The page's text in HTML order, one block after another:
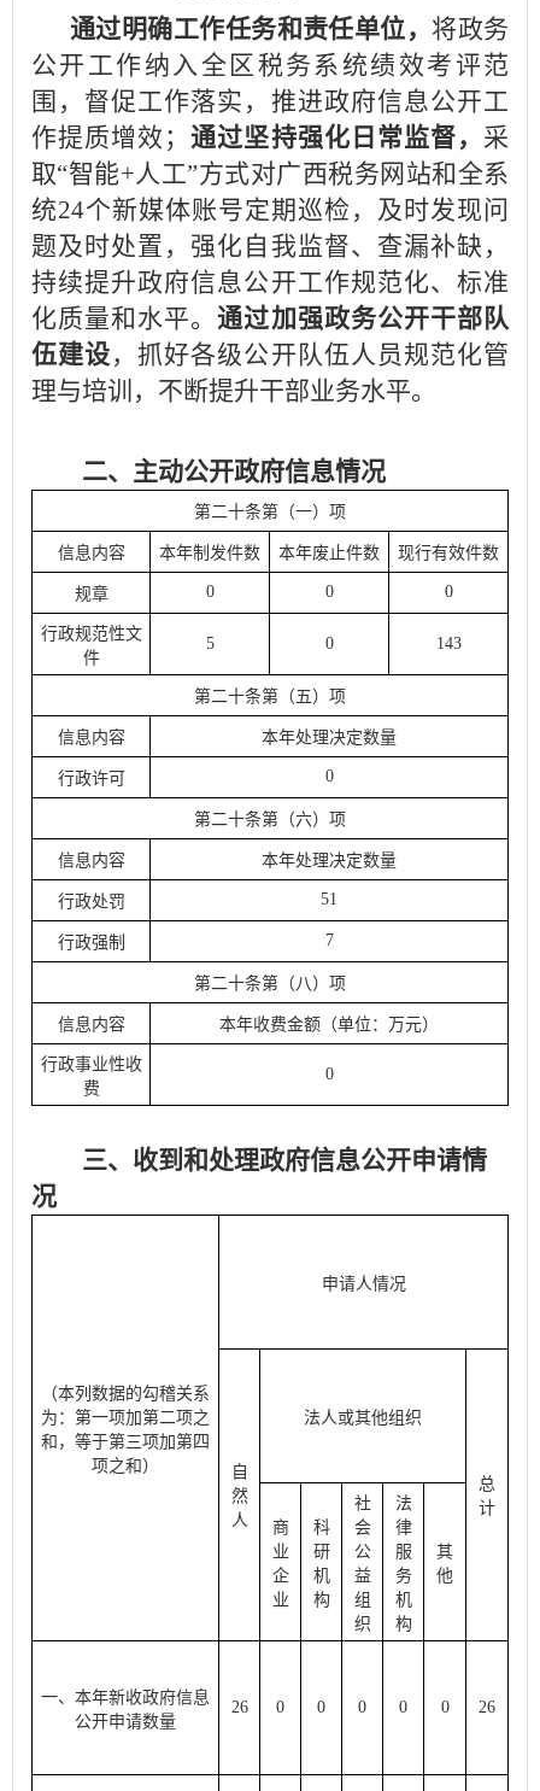
通过明确工作任务和责任单位， 将政务
公开工作纳入全区税务系统绩效考评范
围，督促工作落实，推进政府信息公开工
作提质增效； 通过坚持强化日常监督， 采
取“智能+人工”方式对广西税务网站和全系
统24个新媒体账号定期巡检，及时发现问
题及时处置，强化自我监督、查漏补缺，
持续提升政府信息公开工作规范化、标准
化质量和水平。 通过加强政务公开干部队
伍建设，抓好各级公开队伍人员规范化管
理与培训，不断提升干部业务水平。
二、主动公开政府信息情况
第二十条第（一）项
信息内容 本年制发件数 本年废止件数 现行有效件数
规章 0 0 0
行政规范性文
件
5 0 143
第二十条第（五）项
信息内容 本年处理决定数量
行政许可 0
第二十条第（六）项
信息内容 本年处理决定数量
行政处罚 51
行政强制 7
第二十条第（八）项
信息内容 本年收费金额（单位：万元）
行政事业性收
费
0
三、收到和处理政府信息公开申请情
况
（本列数据的勾稽关系
为：第一项加第二项之
和，等于第三项加第四
项之和）
申请人情况
自
然
人
法人或其他组织
总
计
商
业
企
业
科
研
机
构
社
会
公
益
组
织
法
律
服
务
机
构
其
他
一、本年新收政府信息
公开申请数量
26 0 0 0 0 0 26